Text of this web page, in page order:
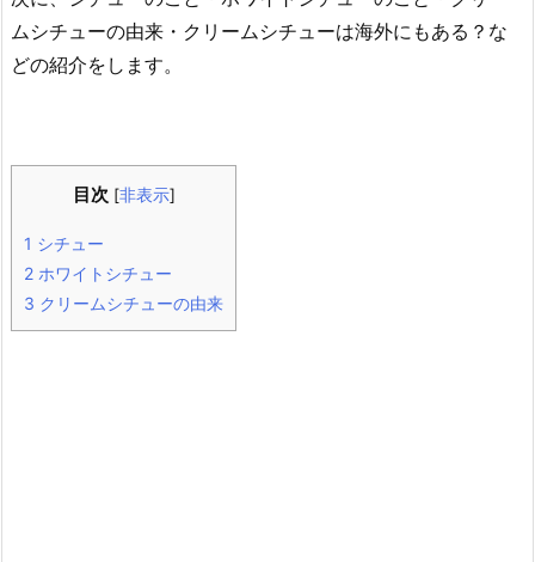
ムシチューの由来・クリームシチューは海外にもある？な
どの紹介をします。
目次 [非表示]
1 シチュー
2 ホワイトシチュー
3 クリームシチューの由来